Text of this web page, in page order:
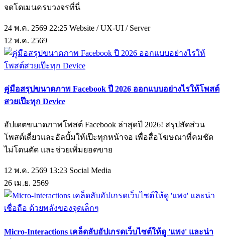
จดโดเมนครบวงจรที่นี่
24 พ.ค. 2569 22:25 Website / UX-UI / Server
12 พ.ค. 2569
คู่มือสรุปขนาดภาพ Facebook ปี 2026 ออกแบบอย่างไรให้โพสต์
สวยเป๊ะทุก Device
อัปเดตขนาดภาพโพสต์ Facebook ล่าสุดปี 2026! สรุปสัดส่วน
โพสต์เดี่ยวและอัลบั้มให้เป๊ะทุกหน้าจอ เพื่อสื่อโฆษณาที่คมชัด
ไม่โดนตัด และช่วยเพิ่มยอดขาย
12 พ.ค. 2569 13:23 Social Media
26 เม.ย. 2569
Micro-Interactions เคล็ดลับอัปเกรดเว็บไซต์ให้ดู 'แพง' และน่า